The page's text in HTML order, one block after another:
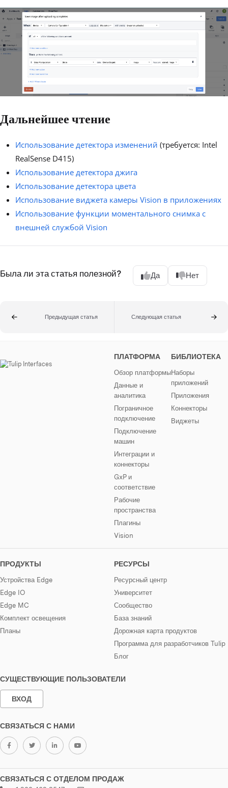
Дальнейшее чтение
Использование детектора изменений (требуется: Intel
RealSense D415)
Использование детектора джига
Использование детектора цвета
Использование виджета камеры Vision в приложениях
Использование функции моментального снимка с
внешней службой Vision
Была ли эта статья полезной? Да Нет
Предыдущая статья Следующая статья
ПЛАТФОРМА
Обзор платформы
Данные и
аналитика
Пограничное
подключение
Подключение
машин
Интеграции и
коннекторы
GxP и
соответствие
Рабочие
пространства
Плагины
Vision
БИБЛИОТЕКА
Наборы
приложений
Приложения
Коннекторы
Виджеты
ПРОДУКТЫ
Устройства Edge
Edge IO
Edge MC
Комплект освещения
Планы
РЕСУРСЫ
Ресурсный центр
Университет
Сообщество
База знаний
Дорожная карта продуктов
Программа для разработчиков Tulip
Блог
СУЩЕСТВУЮЩИЕ ПОЛЬЗОВАТЕЛИ
ВХОД
СВЯЗАТЬСЯ С НАМИ
СВЯЗАТЬСЯ С ОТДЕЛОМ ПРОДАЖ